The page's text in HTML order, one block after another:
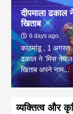
दीपमाला ढकाल
खिताब
6 days ago
काठमांडू , 1 अगस्त
ढकाल ने 'मिस
खिताब अपने नाम...
व्यक्तित्व और